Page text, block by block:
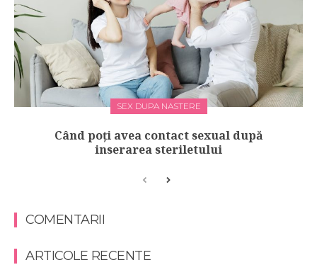
SEX DUPA NASTERE
Când poți avea contact sexual după
inserarea steriletului
COMENTARII
ARTICOLE RECENTE